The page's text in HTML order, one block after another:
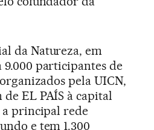
da Natureza, em
participantes de
pela UICN,
EL PAÍS à capital
a principal rede
e tem 1.300